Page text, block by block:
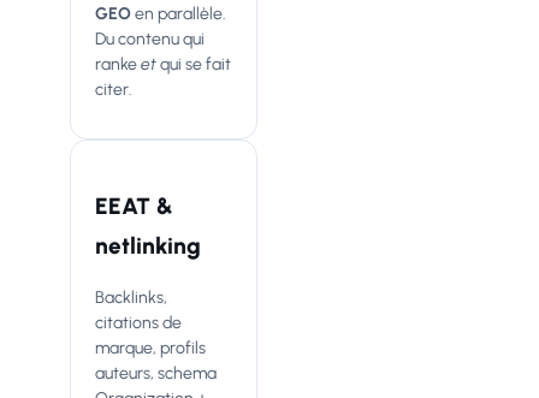
GEOen parallèle.
Du contenu qui
rankeetqui se fait
citer.
EEAT &
netlinking
Backlinks,
citations de
marque, profils
auteurs, schema